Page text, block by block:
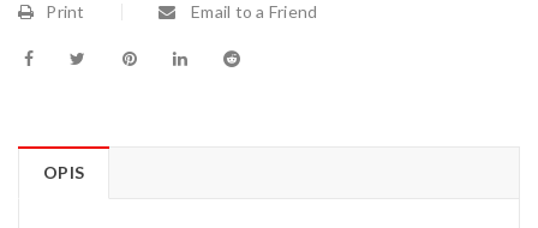
Print Email to a Friend
OPIS